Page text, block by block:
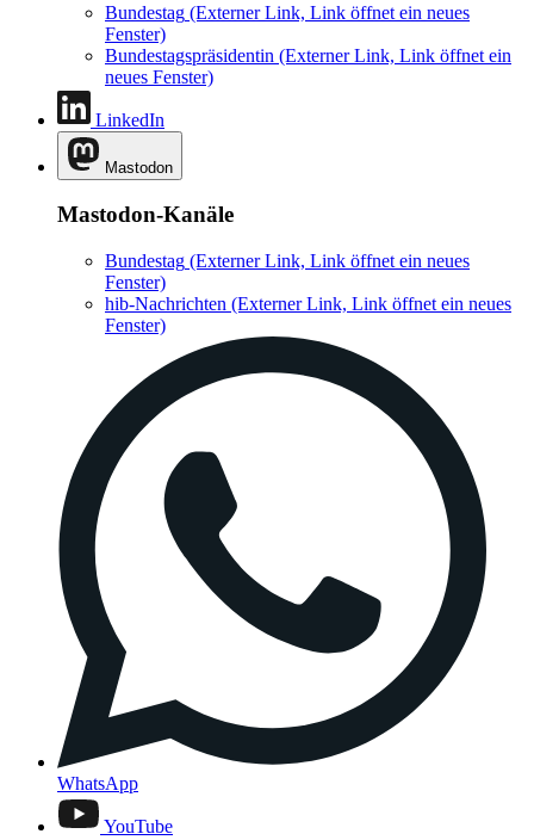
Bundestag (Externer Link, Link öffnet ein neues
Fenster)
Bundestagspräsidentin (Externer Link, Link öffnet ein
neues Fenster)
LinkedIn
Mastodon
Mastodon-Kanäle
Bundestag (Externer Link, Link öffnet ein neues
Fenster)
hib-Nachrichten (Externer Link, Link öffnet ein neues
Fenster)
WhatsApp
YouTube